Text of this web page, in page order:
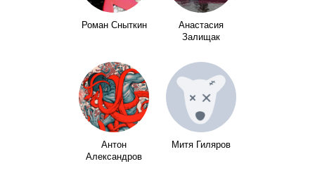
Роман Сныткин
Анастасия
Залищак
Антон
Александров
Митя Гиляров